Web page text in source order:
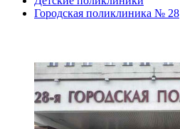
Городская поликлиника № 28